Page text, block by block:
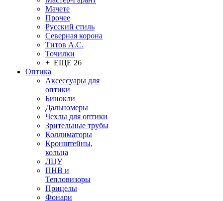
Мачете
Прочее
Русский стиль
Северная корона
Титов А.С.
Точилки
+ ЕЩЕ 26
Оптика
Аксессуары для
оптики
Бинокли
Дальномеры
Чехлы для оптики
Зрительные трубы
Коллиматоры
Кронштейны,
кольца
ЛЦУ
ПНВ и
Тепловизоры
Прицелы
Фонари